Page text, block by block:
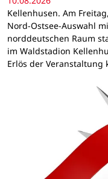
Kellenhusen. Am
Nord-Ostsee-Auswahl
norddeutschen Raum
im Waldstadion
Erlös der Veranstaltung